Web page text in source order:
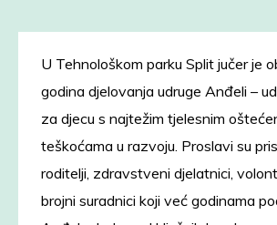
U Tehnološkom parku Split jučer je
godina djelovanja udruge Anđeli –
za djecu s najtežim tjelesnim
teškoćama u razvoju. Proslavi su
roditelji, zdravstveni djelatnici,
brojni suradnici koji već godinama